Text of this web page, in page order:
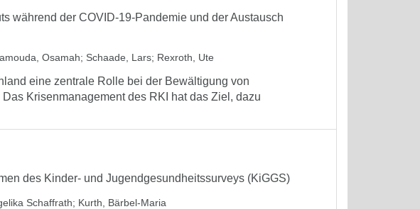
während der COVID-19-Pandemie und der Austausch
Osamah; Schaade, Lars; Rexroth, Ute
eine zentrale Rolle bei der Bewältigung von
Krisenmanagement des RKI hat das Ziel, dazu
des Kinder- und Jugendgesundheitssurveys (KiGGS)
Schaffrath; Kurth, Bärbel-Maria